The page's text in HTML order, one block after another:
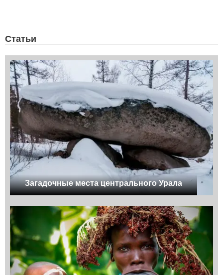
Статьи
Загадочные места центрального Урала